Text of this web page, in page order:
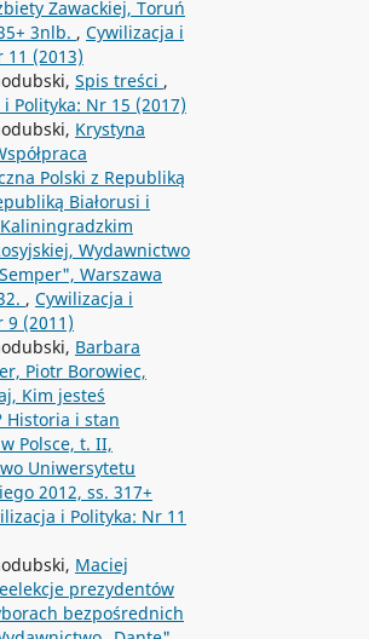
Zawackiej, Toruń
3nlb. , Cywilizacja i
11 (2013)
Spis treści ,
Polityka: Nr 15 (2017)
Krystyna
Polski z Republiką
Białorusi i
Wydawnictwo
Warszawa
, Cywilizacja i
9 (2011)
Barbara
Piotr Borowiec,
Kim jesteś
Historia i stan
Polsce, t. II,
Uniwersytetu
2012, ss. 317+
i Polityka: Nr 11
Maciej
prezydentów
bezpośrednich